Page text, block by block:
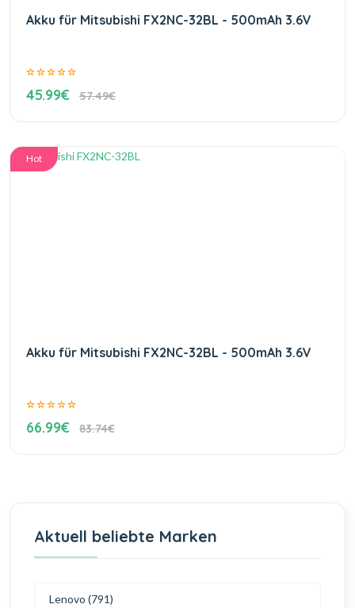
Akku für Mitsubishi FX2NC-32BL - 500mAh 3.6V
45.99€ 57.49€
Hot
Akku für Mitsubishi FX2NC-32BL - 500mAh 3.6V
66.99€ 83.74€
Aktuell beliebte Marken
Lenovo (791)